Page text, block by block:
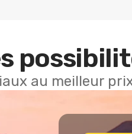
au meilleur